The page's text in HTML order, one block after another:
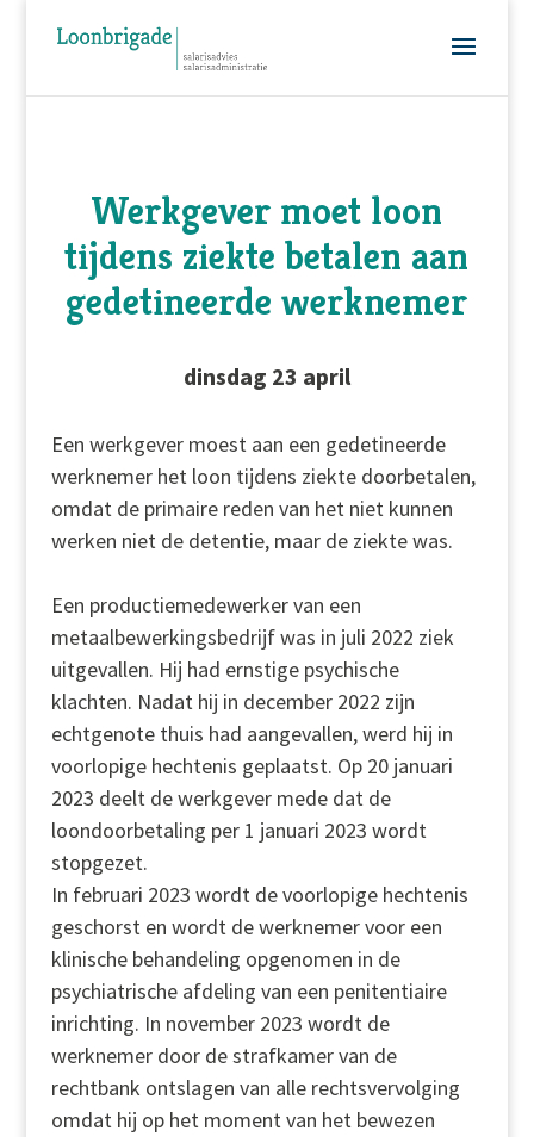
Werkgever moet loon
tijdens ziekte betalen aan
gedetineerde werknemer
dinsdag 23 april
Een werkgever moest aan een gedetineerde
werknemer het loon tijdens ziekte doorbetalen,
omdat de primaire reden van het niet kunnen
werken niet de detentie, maar de ziekte was.
Een productiemedewerker van een
metaalbewerkingsbedrijf was in juli 2022 ziek
uitgevallen. Hij had ernstige psychische
klachten. Nadat hij in december 2022 zijn
echtgenote thuis had aangevallen, werd hij in
voorlopige hechtenis geplaatst. Op 20 januari
2023 deelt de werkgever mede dat de
loondoorbetaling per 1 januari 2023 wordt
stopgezet.
In februari 2023 wordt de voorlopige hechtenis
geschorst en wordt de werknemer voor een
klinische behandeling opgenomen in de
psychiatrische afdeling van een penitentiaire
inrichting. In november 2023 wordt de
werknemer door de strafkamer van de
rechtbank ontslagen van alle rechtsvervolging
omdat hij op het moment van het bewezen